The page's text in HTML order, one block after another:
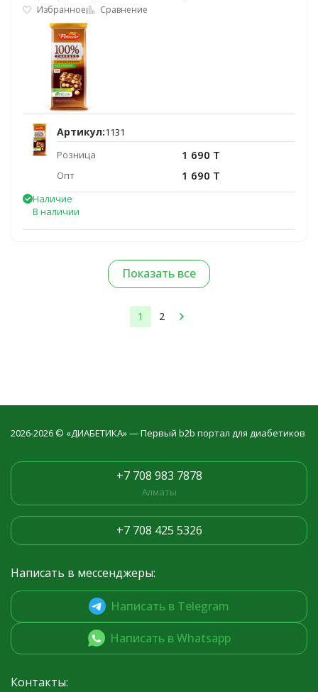
Избранное Сравнение
Артикул:1131
Розница
1 690 T
Опт 1 690 T
Наличие
В наличии
Показать все
1 2
2026-2026 © «ДИАБЕТИКА» — Первый b2b портал для диабетиков
+7 708 983 7878
Алматы
+7 708 425 5326
Написать в мессенджеры:
Написать в Telegram
Написать в Whatsapp
Контакты: